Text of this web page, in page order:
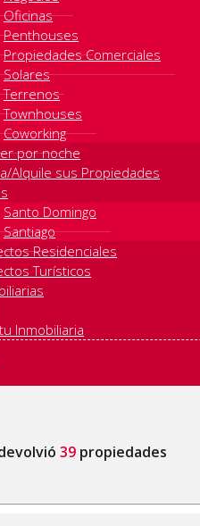
Oficinas
Penthouses
Propiedades Comerciales
Solares
Terrenos
Townhouses
Coworking
por noche
Alquile sus Propiedades
Santo Domingo
Santiago
Residenciales
Turísticos
Inmobiliaria
39 propiedades